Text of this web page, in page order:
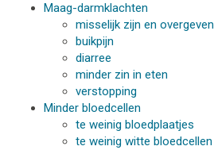
Maag-darmklachten
misselijk zijn en overgeven
buikpijn
diarree
minder zin in eten
verstopping
Minder bloedcellen
te weinig bloedplaatjes
te weinig witte bloedcellen